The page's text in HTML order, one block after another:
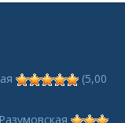
(5,00